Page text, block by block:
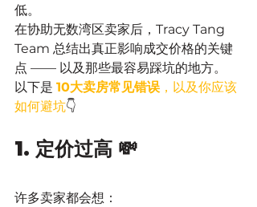
低。
在协助无数湾区卖家后，Tracy Tang
Team 总结出真正影响成交价格的关键
点 —— 以及那些最容易踩坑的地方。
以下是 10大卖房常见错误 ，以及你应该
如何避坑👇
1. 定价过高 💸
许多卖家都会想：